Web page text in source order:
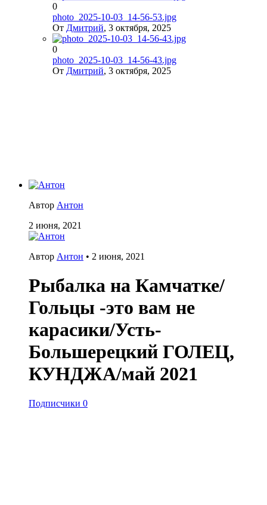
0
photo_2025-10-03_14-56-53.jpg
От Дмитрий, 3 октября, 2025
0
photo_2025-10-03_14-56-43.jpg
От Дмитрий, 3 октября, 2025
Автор Антон
2 июня, 2021
Автор Антон • 2 июня, 2021
Рыбалка на Камчатке/
Гольцы -это вам не
карасики/Усть-
Большерецкий ГОЛЕЦ,
КУНДЖА/май 2021
Подписчики 0